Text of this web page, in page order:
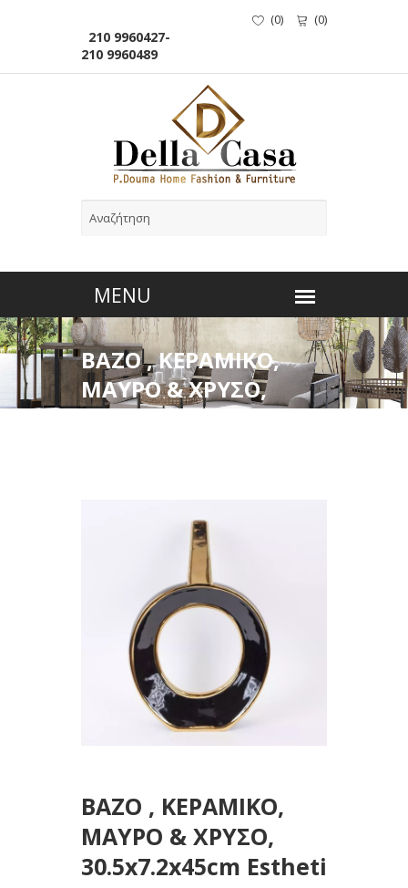
210 9960427-
210 9960489
(0) (0)
ΒΑΖΟ , ΚΕΡΑΜΙΚΟ,
ΜΑΥΡΟ & ΧΡΥΣΟ,
30.5x7.2x45cm
ΒΑΖΟ , ΚΕΡΑΜΙΚΟ,
ΜΑΥΡΟ & ΧΡΥΣΟ,
30.5x7.2x45cm Estheti